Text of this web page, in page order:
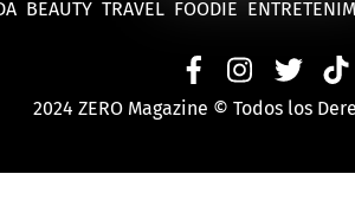
BEAUTY TRAVEL FOODIE
2024 ZERO Magazine © Todos los